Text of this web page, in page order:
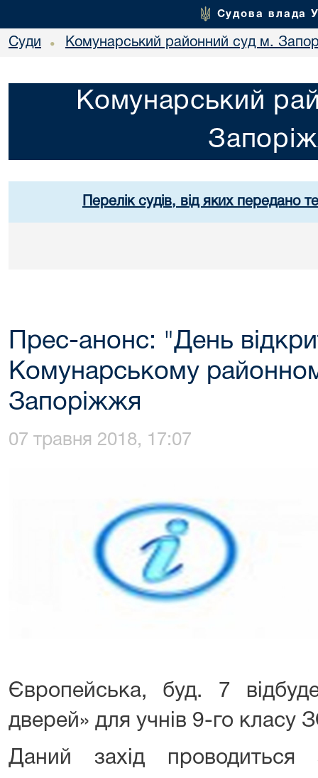
Судова влада
Суди • Комунарський районний суд м.
Комунарський
Перелік судів, від яких передано
Прес-анонс: "День
Комунарському
Запоріжжя
07 травня 2018, 17:07
Європейська, буд. 7
дверей» для учнів 9-го
Даний захід